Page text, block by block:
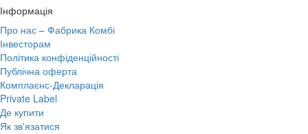
Інформація
Про нас – Фабрика Комбі
Інвесторам
Політика конфіденційності
Публічна оферта
Комплаєнс-Декларація
Private Label
Де купити
Як зв'язатися